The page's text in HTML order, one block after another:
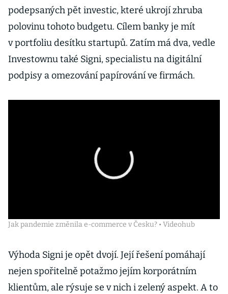
podepsaných pět investic, které ukrojí zhruba
polovinu tohoto budgetu. Cílem banky je mít
v portfoliu desítku startupů. Zatím má dva, vedle
Investownu také Signi, specialistu na digitální
podpisy a omezování papírování ve firmách.
Jak pandemie změnila e-commerce v Česku? • Videohub
Výhoda Signi je opět dvojí. Její řešení pomáhají
nejen spořitelně potažmo jejím korporátním
klientům, ale rýsuje se v nich i zelený aspekt. A to